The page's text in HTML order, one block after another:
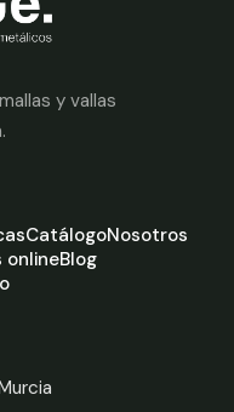
y vallas
CatálogoNosotros
onlineBlog